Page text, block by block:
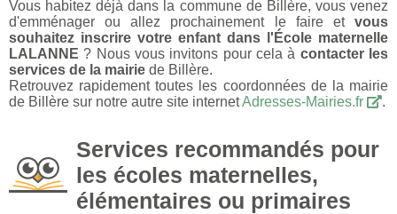
Vous habitez déjà dans la commune de Billère, vous venez
d'emménager ou allez prochainement le faire et vous
souhaitez inscrire votre enfant dans l'École maternelle
LALANNE ? Nous vous invitons pour cela à contacter les
services de la mairie de Billère.
Retrouvez rapidement toutes les coordonnées de la mairie
de Billère sur notre autre site internetAdresses-Mairies.fr .
Services recommandés pour
les écoles maternelles,
élémentaires ou primaires